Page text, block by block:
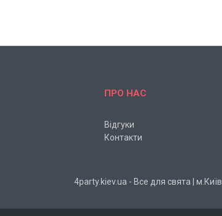
ПРО НАС
Відгуки
Контакти
4party.kiev.ua - Все для свята | м.Київ